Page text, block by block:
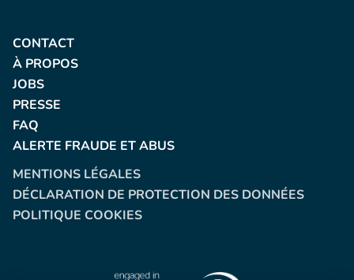
CONTACT
À PROPOS
JOBS
PRESSE
FAQ
ALERTE FRAUDE ET ABUS
MENTIONS LÉGALES
DÉCLARATION DE PROTECTION DES DONNÉES
POLITIQUE COOKIES